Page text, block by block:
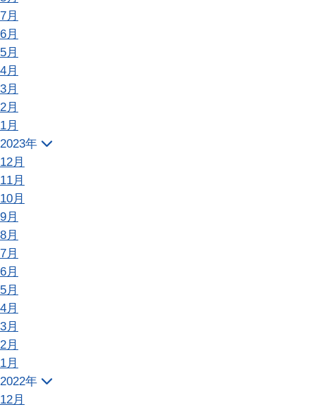
7月
6月
5月
4月
3月
2月
1月
2023年
12月
11月
10月
9月
8月
7月
6月
5月
4月
3月
2月
1月
2022年
12月